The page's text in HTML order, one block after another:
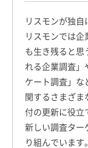
リスモンが独
リスモンでは
も生き残ると思
れる企業調査」
ケート調査」な
関するさまざま
付の更新に役立
新しい調査ター
り組んでいます。